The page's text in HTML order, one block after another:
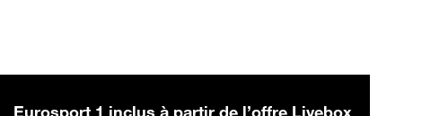
Eurosport 1 inclus à partir de l’offre Livebox